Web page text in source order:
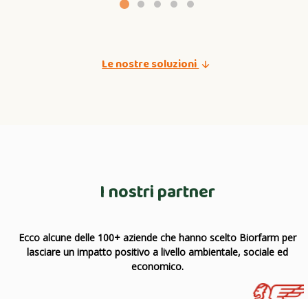
Le nostre soluzioni
I nostri partner
Ecco alcune delle 100+ aziende che hanno scelto Biorfarm per
lasciare un impatto positivo a livello ambientale, sociale ed
economico.